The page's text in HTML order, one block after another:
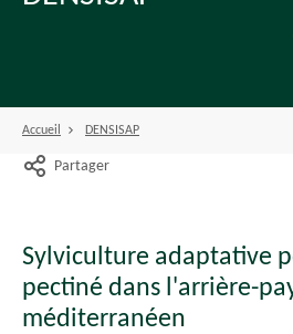
Accueil DENSISAP
Partager
Sylviculture adaptative
pectiné dans l'arrière-
méditerranéen